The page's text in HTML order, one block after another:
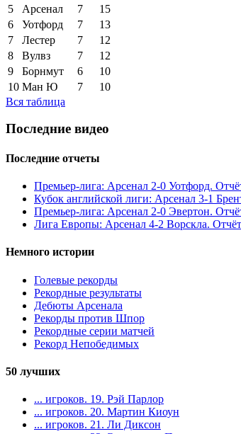
5
Арсенал 7
15
6
Уотфорд 7
13
7
Лестер 7
12
8
Вулвз 7
12
9
Борнмут 6
10
10 Ман Ю 7
10
Вся таблица
Последние видео
Последние отчеты
Премьер-лига: Арсенал 2-0 Уотфорд.
Кубок английской лиги: Арсенал 3-1
Премьер-лига: Арсенал 2-0 Эвертон.
Лига Европы: Арсенал 4-2 Ворскла. Отчёт
Немного истории
Голевые рекорды
Рекордные результаты
Дебюты Арсенала
Рекорды против Шпор
Рекордные серии матчей
Рекорд Непобедимых
50 лучших
... игроков. 19. Рэй Парлор
... игроков. 20. Мартин Киоун
... игроков. 21. Ли Диксон